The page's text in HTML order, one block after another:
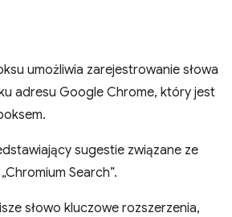
umożliwia zarejestrowanie słowa
adresu Google Chrome, który jest
słowo kluczowe rozszerzenia,